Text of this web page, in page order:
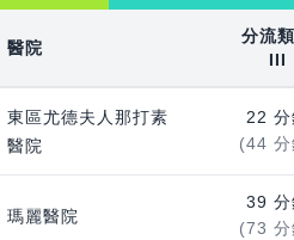
醫院
分流
III
東區尤德夫人那打素
醫院
22 分
(44 分
瑪麗醫院
39 分
(73 分